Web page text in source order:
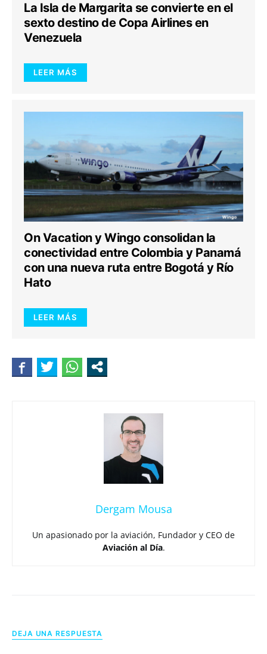
La Isla de Margarita se convierte en el
sexto destino de Copa Airlines en
Venezuela
LEER MÁS
On Vacation y Wingo consolidan la
conectividad entre Colombia y Panamá
con una nueva ruta entre Bogotá y Río
Hato
LEER MÁS
Dergam Mousa
Un apasionado por la aviación, Fundador y CEO de
Aviación al Día.
DEJA UNA RESPUESTA